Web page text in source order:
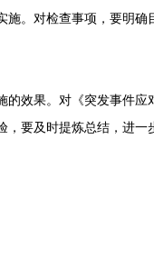
。对检查事项，要明确
效果。对《突发事件应
要及时提炼总结，进一